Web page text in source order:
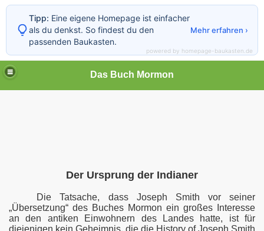
Das Buch Mormon
Der Ursprung der Indianer
Die Tatsache, dass Joseph Smith vor seiner
„Übersetzung“ des Buches Mormon ein großes Interesse
an den antiken Einwohnern des Landes hatte, ist für
diejenigen kein Geheimnis, die die History of Joseph Smith
Tipp: Eine eigene Homepage ist einfacher
als du denkst. So findest du den
passenden Baukasten.
Mehr erfahren ›
powered by homepage-baukasten.de